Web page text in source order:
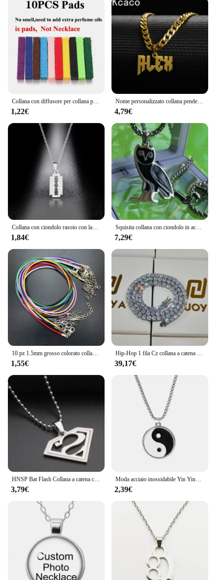
Whether you're looking to impress a special
someone or treat yourself to a luxurious accessory,
this collana a disco oro rosa is sure to make a
lasting impression.
Collana con diffusore per collana per aromaterapia Collana con ciondolo diffusore di oli essenziali con medaglione in acciaio inossidabile 316L Aroma Profumo
1,22€
Nome personalizzato collana pendente colore oro personalizzato acciaio inossidabile 5mm larghezza catena spessa gioielli per uomo regali
4,79€
Collana con ciondolo rasoio con lama di sicurezza in acciaio inossidabile gioielli Punk Hiphop per uomo ragazzi geometrico animale piccolo girocollo pendente
1,84€
Squisita collana con ciondolo in acciaio inossidabile collana con personalità in stile Hip Hop catena maglione Trend gioielli di nicchia per uomo e donna
7,29€
1,55€ 39,17€
3,79€
Moda acciaio inossidabile Yin Ying Yang collana con ciondolo collana bianca nera amicizia uomo catena a maglie collane gioielli Vintage
2,39€